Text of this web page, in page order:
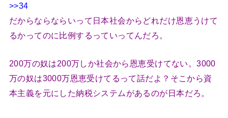
>>34
だからならならいって日本社会からどれだけ恩恵うけて
るかってのに比例するっていってんだろ。
200万の奴は200万しか社会から恩恵受けてない。3000
万の奴は3000万恩恵受けてるって話だよ？そこから資
本主義を元にした納税システムがあるのが日本だろ。